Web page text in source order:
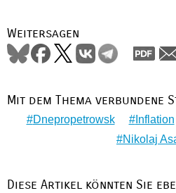
Weitersagen
Mit dem Thema verbundene
Dnepropetrowsk Inflation
Nikolaj
Diese Artikel könnten Sie